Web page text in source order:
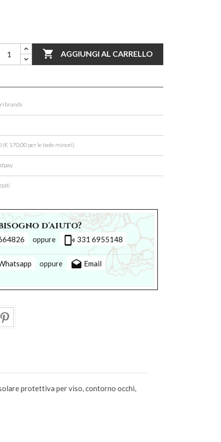
 AGGIUNGI AL CARRELLO
brands
(€ 170,00 per le Isole minori)
d'aiuto?
oppure phonelink_ring 331 6955148
oppure drafts Email
protettiva per viso, contorno occhi,